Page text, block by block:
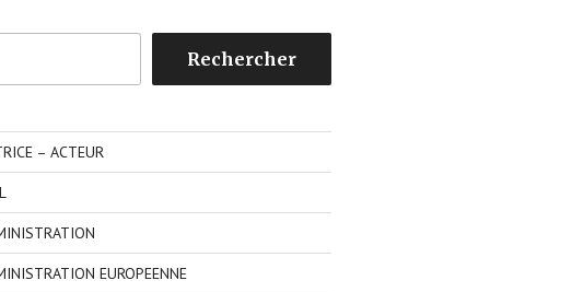
Rechercher
– ACTEUR
EUROPEENNE